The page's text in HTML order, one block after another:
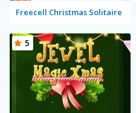
Freecell Christmas Solitaire
5